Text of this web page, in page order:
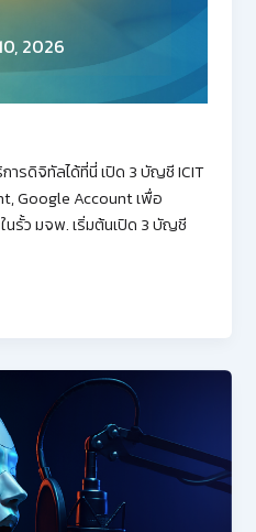
2026
ารดิจิทัลได้ที่นี่ เปิด 3 บัญชี ICIT
Google Account เพื่อ
รั้ว มจพ. เริ่มต้นเปิด 3 บัญชี